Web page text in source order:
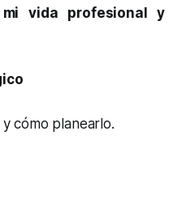
vida profesional y
cómo planearlo.